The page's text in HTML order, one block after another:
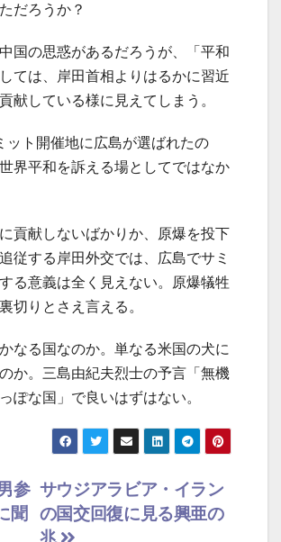
だろうか？
国の思惑があるだろうが、「平和
ては、岸田首相よりはるかに習近
献している様に見えてしまう。
ト開催地に広島が選ばれたの
界平和を訴える場としてではなか
貢献しないばかりか、原爆を投下
従する岸田外交では、広島でサミ
る意義は全く見えない。原爆犠牲
切りとさえ言える。
なる国なのか。単なる米国の犬に
か。三島由紀夫烈士の予言「無機
ぽな国」で良いはずはない。
サウジアラビア・イラン
の国交回復に見る興亜の
兆
参
聞